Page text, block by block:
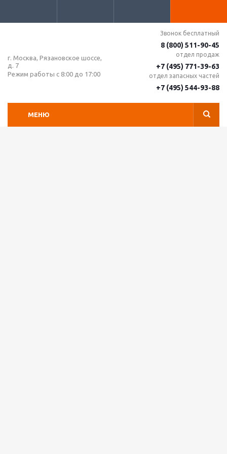
г. Москва, Рязановское шоссе,
д. 7
Режим работы с 8:00 до 17:00
Звонок бесплатный
8 (800) 511-90-45
отдел продаж
+7 (495) 771-39-63
отдел запасных частей
+7 (495) 544-93-88
МЕНЮ